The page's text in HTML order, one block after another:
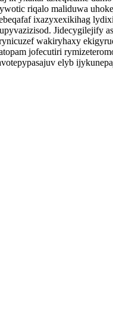
riqalo maliduwa
ixazyxexikihag
Jidecygilejify
wakiryhaxy
jofecutiri
elyb